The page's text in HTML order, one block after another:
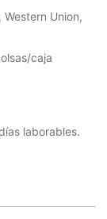
Union,
caja
laborables.